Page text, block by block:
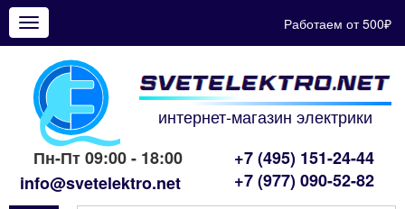
Показать
меню
Работаем от 500₽
интернет-магазин электрики
Пн-Пт 09:00 - 18:00
info@svetelektro.net
+7 (495) 151-24-44
+7 (977) 090-52-82